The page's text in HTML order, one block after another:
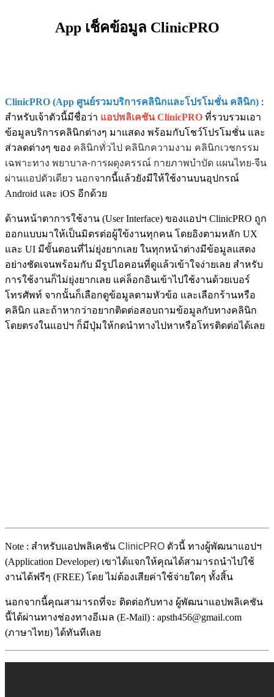
App เช็คข้อมูล ClinicPRO
ClinicPRO (App ศูนย์รวมบริการคลินิกและโปรโมชั่น คลินิก) :
สำหรับเจ้าตัวนี้มีชื่อว่า แอปพลิเคชัน ClinicPRO ที่รวบรวมเอา
ข้อมูลบริการคลินิกต่างๆ มาแสดง พร้อมกับโชว์โปรโมชั่น และ
ส่วลดต่างๆ ของ คลินิกทั่วไป คลินิกความงาม คลินิกเวชกรรม
เฉพาะทาง พยาบาล-การผดุงครรณ์ กายภาพบำบัด แผนไทย-จีน
ผ่านแอปตัวเดียว นอกจากนี้แล้วยังมีให้ใช้งานบนอุปกรณ์
Android และ iOS อีกด้วย
ด้านหน้าตาการใช้งาน (User Interface) ของแอปฯ ClinicPRO ถูก
ออกแบบมาให้เป็นมิตรต่อผู้ใข้งานทุกคน โดยอิงตามหลัก UX
และ UI มีขั้นตอนที่ไม่ยุ่งยากเลย ในทุกหน้าต่างมีข้อมูลแสดง
อย่างชัดเจนพร้อมกับ มีรูปไอคอนที่ดูแล้วเข้าใจง่ายเลย สำหรับ
การใช้งานก็ไม่ยุ่งยากเลย แค่ล็อกอินเข้าไปใช้งานด้วยเบอร์
โทรศัพท์ จากนั้นก็เลือกดูข้อมูลตามหัวข้อ และเลือกร้านหรือ
คลินิก และถ้าหากว่าอยากติดต่อสอบถามข้อมูลกับทางคลินิก
โดยตรงในแอปฯ ก็มีปุ่มให้กดนำทางไปหาหรือโทรติดต่อได้เลย
Note : สำหรับแอปพลิเคชัน ClinicPRO ตัวนี้ ทางผู้พัฒนาแอปฯ
(Application Developer) เขาได้แจกให้คุณได้สามารถนำไปใช้
งานได้ฟรีๆ (FREE) โดย ไม่ต้องเสียค่าใช้จ่ายใดๆ ทั้งสิ้น
นอกจากนี้คุณสามารถที่จะ ติดต่อกับทาง ผู้พัฒนาแอปพลิเคชัน
นี้ได้ผ่านทางช่องทางอีเมล (E-Mail) : apsth456@gmail.com
(ภาษาไทย) ได้ทันทีเลย